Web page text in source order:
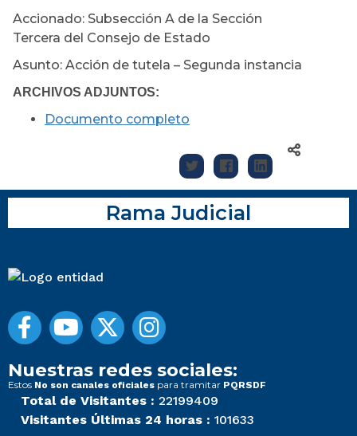
Accionado: Subsección A de la Sección
Tercera del Consejo de Estado
Asunto: Acción de tutela – Segunda instancia
ARCHIVOS ADJUNTOS:
Documento completo
Rama Judicial
Nuestras redes sociales:
Estos No son canales oficiales para tramitar PQRSDF
Total de Visitantes : 22199409
Visitantes Últimas 24 horas : 101633